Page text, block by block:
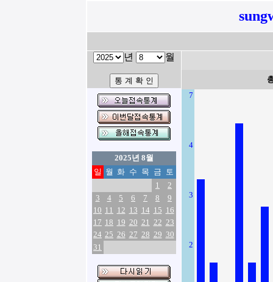
년 월
2025년 8월
일 월 화 수 목 금 토
1
2
3
4 5 6 7 8
9
10 11 12 13 14 15 16
17 18 19 20 21 22 23
24 25 26 27 28 29 30
31
7
4
3
2